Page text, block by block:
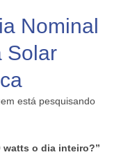
Nominal
Solar
está pesquisando
watts o dia inteiro?”